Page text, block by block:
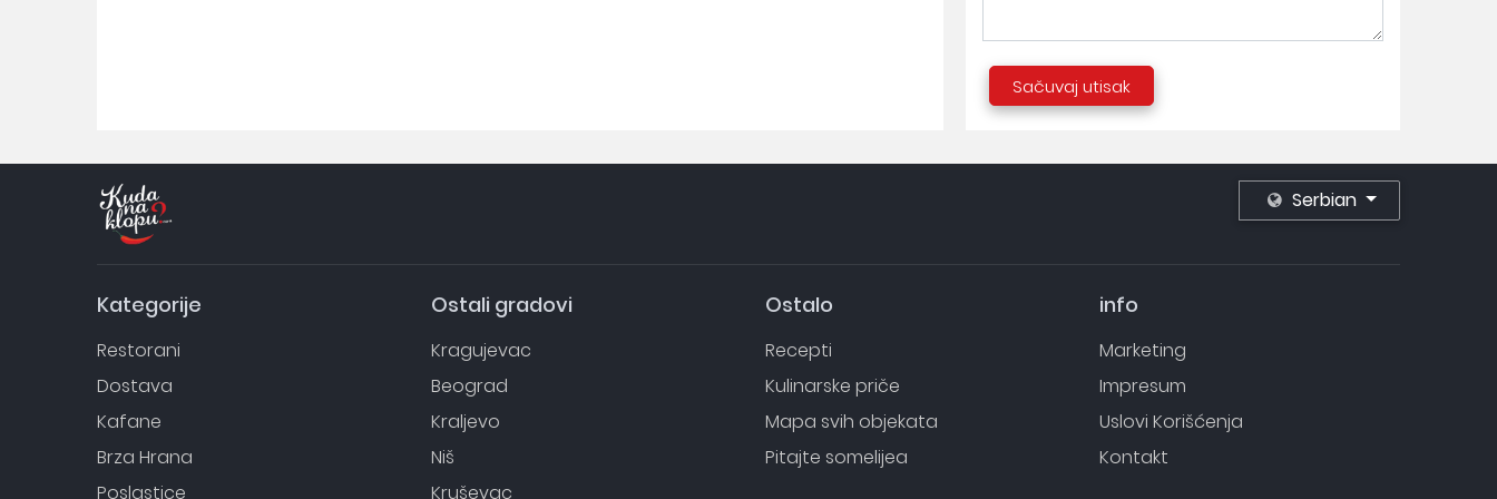
Sačuvaj utisak
Serbian
Kategorije
Restorani
Dostava
Kafane
Brza Hrana
Poslastice
Ostali gradovi
Kragujevac
Beograd
Kraljevo
Niš
Kruševac
Ostalo
Recepti
Kulinarske priče
Mapa svih objekata
Pitajte somelijea
info
Marketing
Impresum
Uslovi Korišćenja
Kontakt